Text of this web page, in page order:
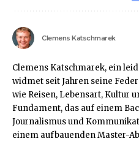
Clemens Katschmarek
Clemens Katschmarek, ein
widmet seit Jahren seine
wie Reisen, Lebensart, Kultur
Fundament, das auf einem
Journalismus und
einem aufbauenden Master-